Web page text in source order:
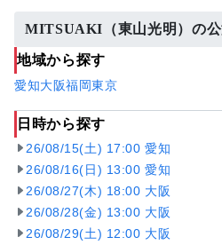
MITSUAKI（東山光明）の
地域から探す
愛知大阪福岡東京
日時から探す
26/08/15(土) 17:00 愛知
26/08/16(日) 13:00 愛知
26/08/27(木) 18:00 大阪
26/08/28(金) 13:00 大阪
26/08/29(土) 12:00 大阪